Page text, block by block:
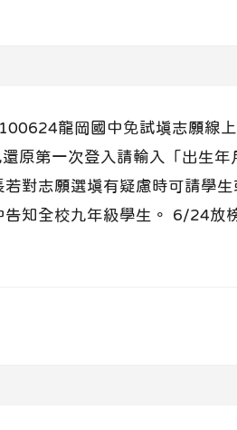
龍岡國中免試填志願線
原第一次登入請輸入「出生
對志願選填有疑慮時可請學
知全校九年級學生。 6/24放